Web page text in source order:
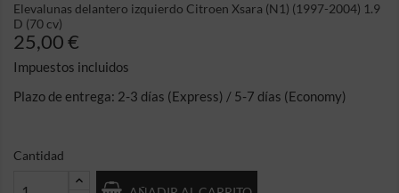
Elevalunas delantero izquierdo Citroen Xsara (N1) (1997-2004) 1.9
D (70 cv)
25,00 €
Impuestos incluidos
Plazo de entrega: 2-3 días (Express) / 5-7 días (Economy)
Cantidad